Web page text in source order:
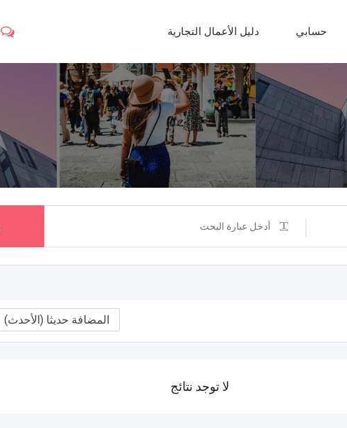
حسابي دليل الأعمال التجارية
لا توجد نتائج